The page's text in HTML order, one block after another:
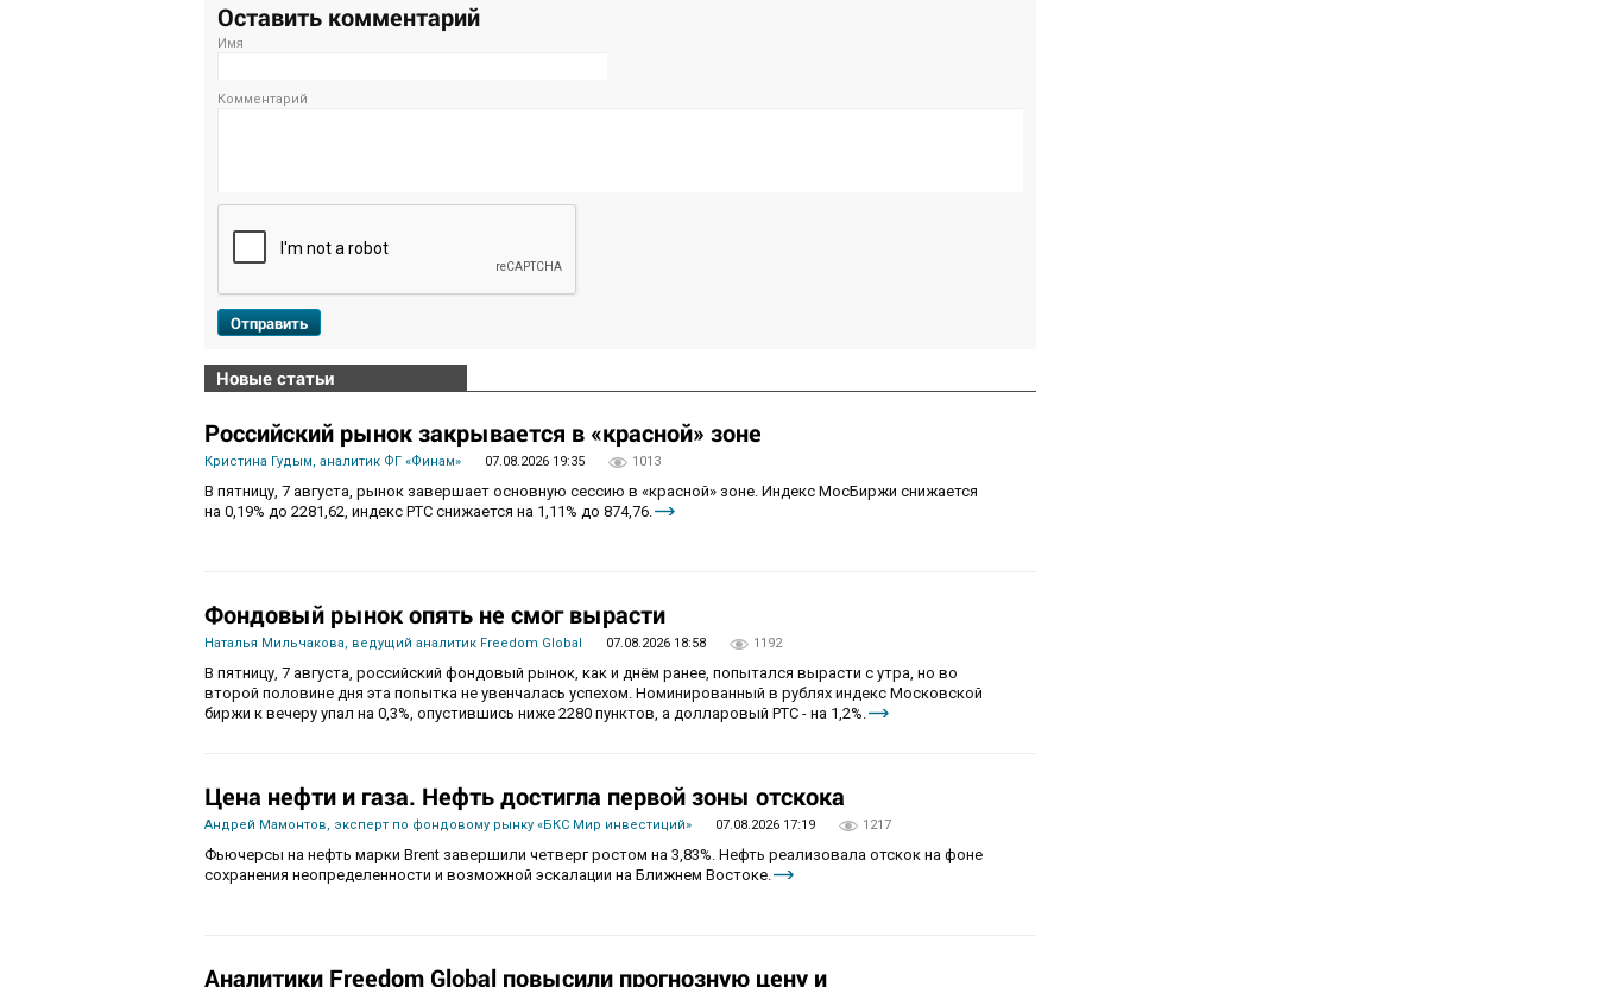
Оставить комментарий
Имя
Комментарий
Отправить
Новые статьи
Российский рынок закрывается в «красной» зоне
Кристина Гудым, аналитик ФГ «Финам» 07.08.2026 19:35 1013
В пятницу, 7 августа, рынок завершает основную сессию в «красной» зоне. Индекс МосБиржи снижается
на 0,19% до 2281,62, индекс РТС снижается на 1,11% до 874,76.
Фондовый рынок опять не смог вырасти
Наталья Мильчакова, ведущий аналитик Freedom Global 07.08.2026 18:58 1192
В пятницу, 7 августа, российский фондовый рынок, как и днём ранее, попытался вырасти с утра, но во
второй половине дня эта попытка не увенчалась успехом. Номинированный в рублях индекс Московской
биржи к вечеру упал на 0,3%, опустившись ниже 2280 пунктов, а долларовый РТС - на 1,2%.
Цена нефти и газа. Нефть достигла первой зоны отскока
Андрей Мамонтов, эксперт по фондовому рынку «БКС Мир инвестиций» 07.08.2026 17:19 1217
Фьючерсы на нефть марки Brent завершили четверг ростом на 3,83%. Нефть реализовала отскок на фоне
сохранения неопределенности и возможной эскалации на Ближнем Востоке.
Аналитики Freedom Global повысили прогнозную цену и